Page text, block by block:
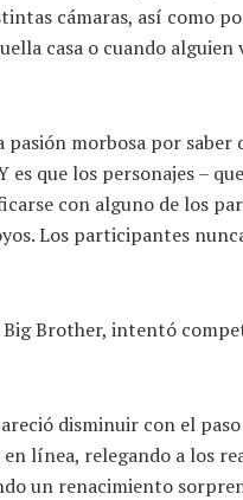
cámaras, así como
casa o cuando
morbosa por
que los personajes –
con alguno de los
Los participantes
Brother, intentó
disminuir con el
línea, relegando a los
un renacimiento